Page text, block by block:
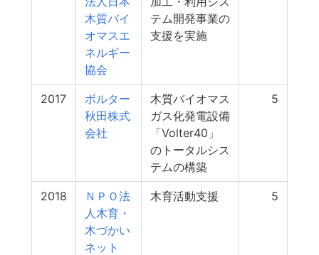
木質バイ
オマスエ
ネルギー
協会
テム開発事業の
支援を実施
2017
ボルター
秋田株式
会社
木質バイオマス
ガス化発電設備
「Volter40」
のトータルシス
テムの構築
5
2018
ＮＰＯ法
人木育・
木づかい
ネット
木育活動支援 5